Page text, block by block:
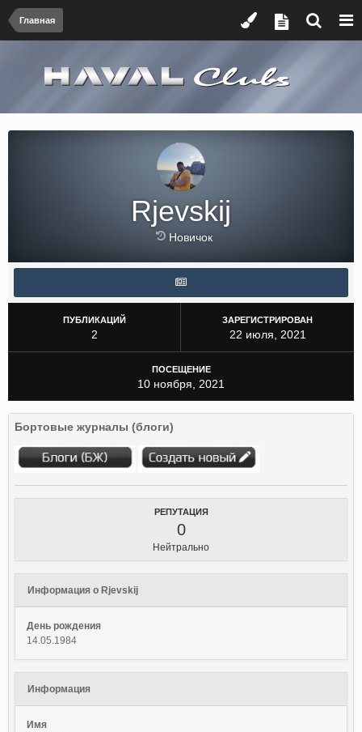
Главная
Rjevskij
Новичок
ПУБЛИКАЦИЙ
2
ЗАРЕГИСТРИРОВАН
22 июля, 2021
ПОСЕЩЕНИЕ
10 ноября, 2021
Бортовые журналы (блоги)
РЕПУТАЦИЯ
0
Нейтрально
Информация о Rjevskij
День рождения
14.05.1984
Информация
Имя